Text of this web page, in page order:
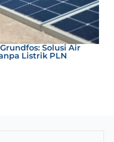
Solusi Air
Listrik PLN